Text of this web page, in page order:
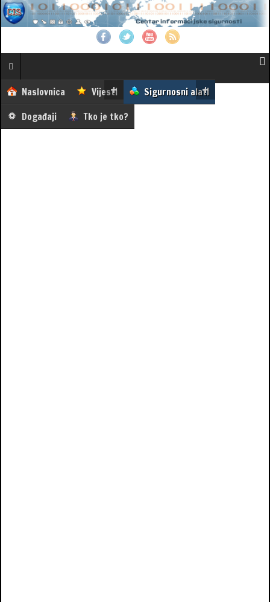
Naslovnica Vijesti
Sigurnosni alati
Događaji
Tko je tko?